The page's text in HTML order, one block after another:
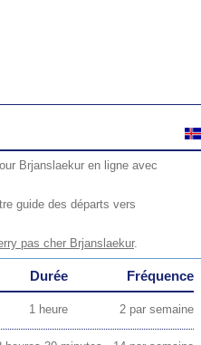
Brjanslaekur en ligne avec
guide des départs vers
pas cher Brjanslaekur.
Durée Fréquence
1 heure 2 par semaine